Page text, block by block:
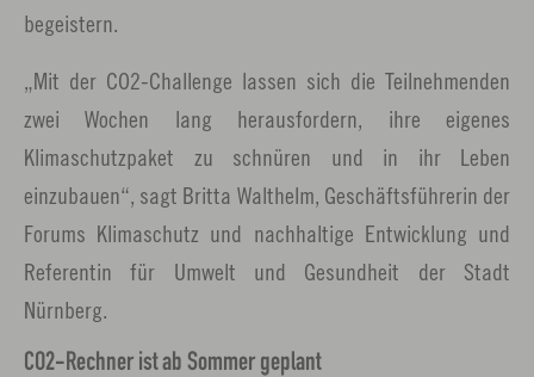
begeistern.
„Mit der CO2-Challenge lassen sich die Teilnehmenden
zwei Wochen lang herausfordern, ihre eigenes
Klimaschutzpaket zu schnüren und in ihr Leben
einzubauen“, sagt Britta Walthelm, Geschäftsführerin der
Forums Klimaschutz und nachhaltige Entwicklung und
Referentin für Umwelt und Gesundheit der Stadt
Nürnberg.
CO2-Rechner ist ab Sommer geplant